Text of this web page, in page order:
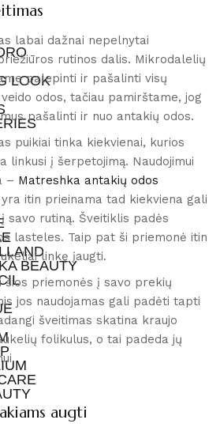
LOOK
BEAUTY
labai dažnai nepelnytai
rutinos dalis. Mikrodalelių
palepinti ir pašalinti visų
odos, tačiau pamirštame, jog
pašalinti ir nuo antakių odos.
puikiai tinka kiekvienai, kurios
linkusi į šerpetojimą. Naudojimui
– Matreshka antakių odos
itin prieinama tad kiekviena gali
savo rutiną. Šveitiklis padės
lasteles. Taip pat ši priemonė itin
linkę įaugti.
priemonės į savo prekių
jos naudojamas gali padėti tapti
šveitimas skatina kraujo
folikulus, o tai padeda jų
augti